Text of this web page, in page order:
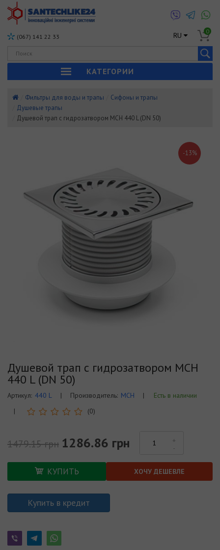
(067) 141 22 33 RU 0
КАТЕГОРИИ
Фильтры для воды и трапы
Сифоны и трапы
Душевые трапы
Душевой трап с гидрозатвором MCH 440 L (DN 50)
-13%
Душевой трап с гидрозатвором MCH
440 L (DN 50)
Артикул: 440 L | Производитель: MCH |
Есть в наличии
|
(0)
1479.15 грн 1286.86 грн
КУПИТЬ ХОЧУ ДЕШЕВЛЕ
Купить в кредит